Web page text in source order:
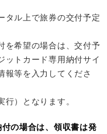
タル上で旅券の交付予定
を希望の場合は、交付予
ットカード専用納付サイ
報等を入力してくださ
）となります。
の場合は、領収書は発